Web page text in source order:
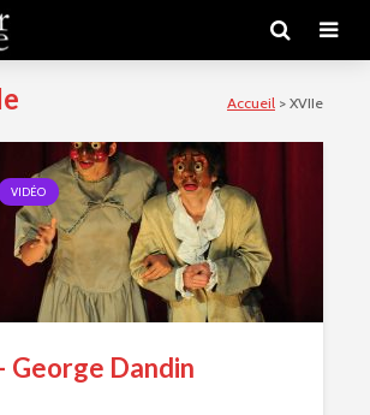
Accueil > XVIIe
VIDÉO
George Dandin